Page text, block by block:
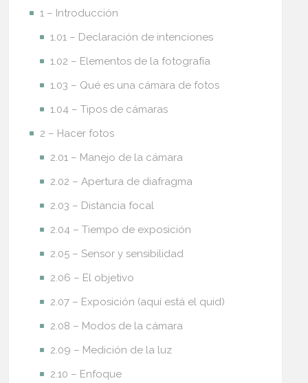
1 – Introducción
1.01 – Declaración de intenciones
1.02 – Elementos de la fotografía
1.03 – Qué es una cámara de fotos
1.04 – Tipos de cámaras
2 – Hacer fotos
2.01 – Manejo de la cámara
2.02 – Apertura de diafragma
2.03 – Distancia focal
2.04 – Tiempo de exposición
2.05 – Sensor y sensibilidad
2.06 – El objetivo
2.07 – Exposición (aquí está el quid)
2.08 – Modos de la cámara
2.09 – Medición de la luz
2.10 – Enfoque